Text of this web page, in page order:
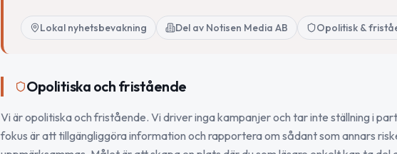
Lokal nyhetsbevakning Del av Notisen Media AB Opolitisk &
Opolitiska och fristående
Vi är opolitiska och fristående. Vi driver inga kampanjer och tar inte ställning i
fokus är att tillgängliggöra information och rapportera om sådant som annars